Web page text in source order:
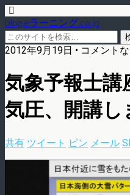
blog.eラーニング.co.jp
2012年9月19日 • コメント
気象予報士
気圧、開講し
共有 ツイート ピン メール